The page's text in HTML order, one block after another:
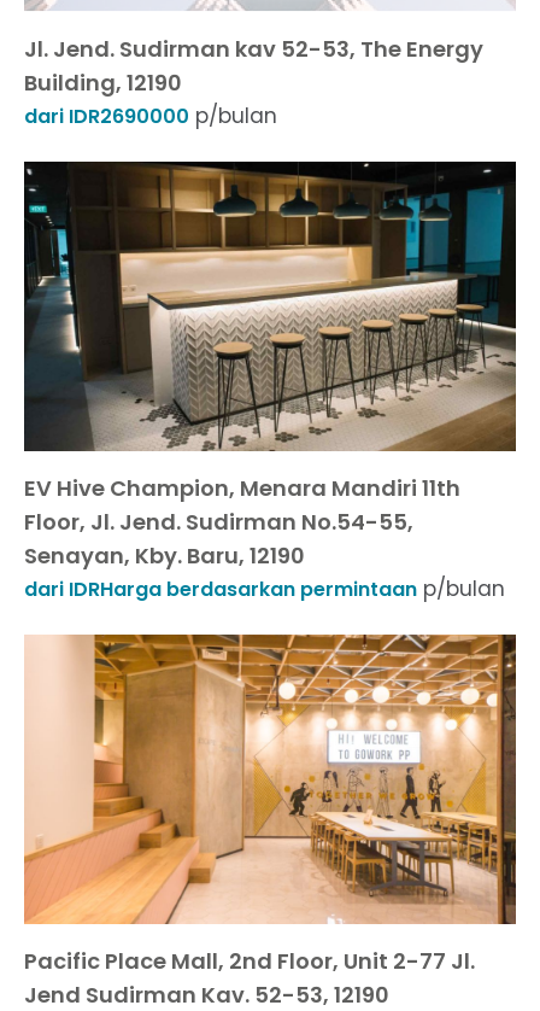
Jl. Jend. Sudirman kav 52-53, The Energy
Building, 12190
dari IDR2690000 p/bulan
EV Hive Champion, Menara Mandiri 11th
Floor, Jl. Jend. Sudirman No.54-55,
Senayan, Kby. Baru, 12190
dari IDRHarga berdasarkan permintaan p/bulan
Pacific Place Mall, 2nd Floor, Unit 2-77 Jl.
Jend Sudirman Kav. 52-53, 12190